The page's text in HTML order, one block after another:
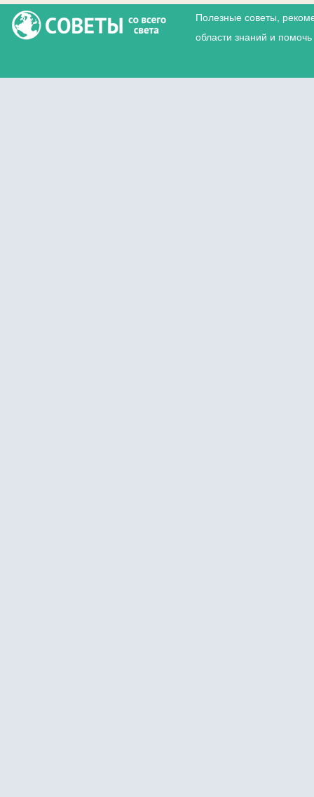
Полезные советы,
области знаний и